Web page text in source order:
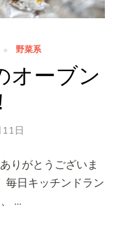
野菜系
オーブン
日
りがとうございま
毎日キッチンドラン
…